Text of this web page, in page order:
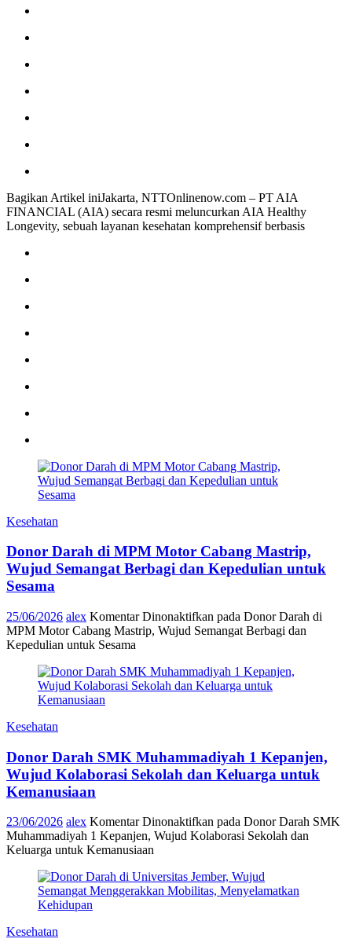
Bagikan Artikel iniJakarta, NTTOnlinenow.com – PT AIA
FINANCIAL (AIA) secara resmi meluncurkan AIA Healthy
Longevity, sebuah layanan kesehatan komprehensif berbasis
Kesehatan
Donor Darah di MPM Motor Cabang Mastrip,
Wujud Semangat Berbagi dan Kepedulian untuk
Sesama
25/06/2026 alex Komentar Dinonaktifkan pada Donor Darah di
MPM Motor Cabang Mastrip, Wujud Semangat Berbagi dan
Kepedulian untuk Sesama
Kesehatan
Donor Darah SMK Muhammadiyah 1 Kepanjen,
Wujud Kolaborasi Sekolah dan Keluarga untuk
Kemanusiaan
23/06/2026 alex Komentar Dinonaktifkan pada Donor Darah SMK
Muhammadiyah 1 Kepanjen, Wujud Kolaborasi Sekolah dan
Keluarga untuk Kemanusiaan
Kesehatan